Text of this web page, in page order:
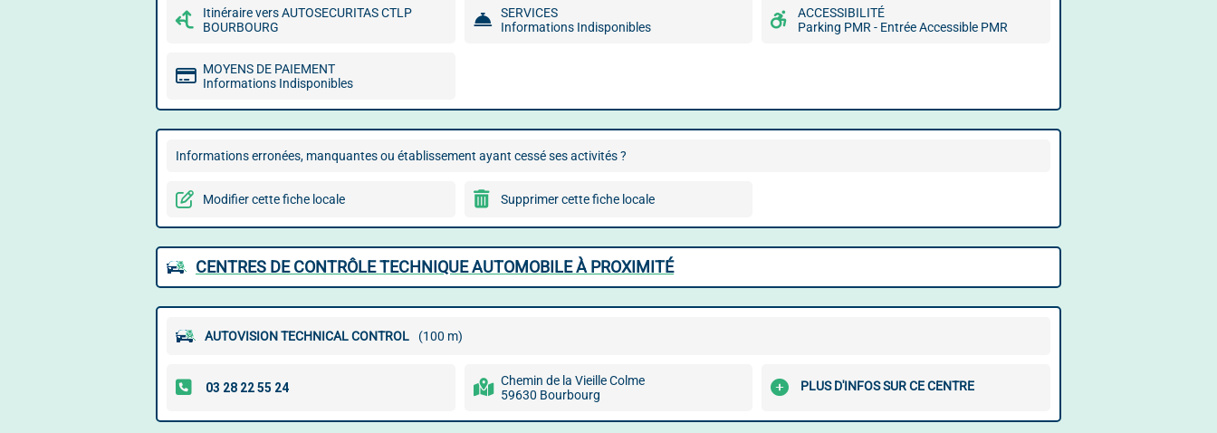
Itinéraire vers AUTOSECURITAS CTLP
BOURBOURG
SERVICES
Informations Indisponibles
ACCESSIBILITÉ
Parking PMR - Entrée Accessible PMR
MOYENS DE PAIEMENT
Informations Indisponibles
Informations erronées, manquantes ou établissement ayant cessé ses activités ?
Modifier cette fiche locale Supprimer cette fiche locale
CENTRES DE CONTRÔLE TECHNIQUE AUTOMOBILE À PROXIMITÉ
AUTOVISION TECHNICAL CONTROL (100 m)
Chemin de la Vieille Colme
59630 Bourbourg
PLUS D'INFOS SUR CE CENTRE